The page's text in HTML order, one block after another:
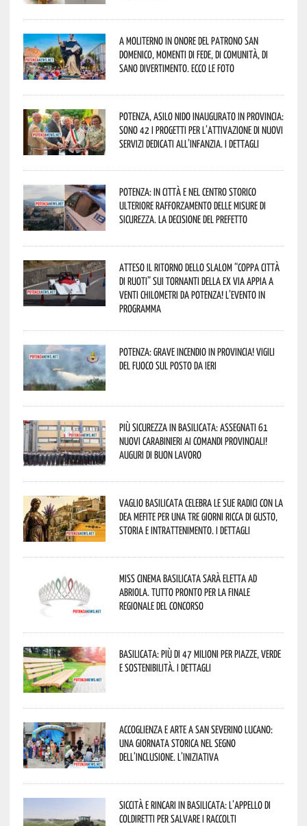
A Moliterno in onore del Patrono San
Domenico, momenti di fede, di comunità, di
sano divertimento. Ecco le foto
Potenza, asilo nido inaugurato in provincia:
sono 42 i progetti per l’attivazione di nuovi
servizi dedicati all’infanzia. I dettagli
Potenza: in città e nel centro storico
ulteriore rafforzamento delle misure di
sicurezza. La decisione del Prefetto
Atteso il ritorno dello slalom “Coppa Città
di Ruoti” sui tornanti della ex via Appia a
venti chilometri da Potenza! L’evento in
programma
Potenza: grave incendio in Provincia! Vigili
del fuoco sul posto da ieri
Più sicurezza in Basilicata: assegnati 61
nuovi Carabinieri ai Comandi provinciali!
Auguri di buon lavoro
Vaglio Basilicata celebra le sue radici con la
Dea Mefite per una tre giorni ricca di gusto,
storia e intrattenimento. I dettagli
Miss Cinema Basilicata sarà eletta ad
Abriola. Tutto pronto per la finale
regionale del concorso
Basilicata: più di 47 milioni per piazze, verde
e sostenibilità. I dettagli
Accoglienza e arte a San Severino Lucano:
una giornata storica nel segno
dell’inclusione. L’iniziativa
Siccità e rincari in Basilicata: l’appello di
Coldiretti per salvare i raccolti